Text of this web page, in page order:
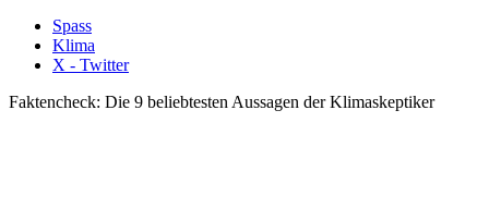
Spass
Klima
X - Twitter
Faktencheck: Die 9 beliebtesten Aussagen der Klimaskeptiker